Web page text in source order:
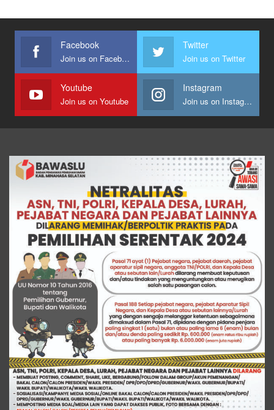
Facebook
Join us on Facebook
Twitter
Join us on Twitter
Youtube
Join us on Youtube
Instagram
Join us on Instagram